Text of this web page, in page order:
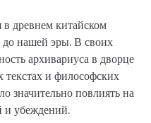
древнем китайском
до нашей эры. В своих
архивариуса в дворце
и философских
значительно повлиять на
и убеждений.